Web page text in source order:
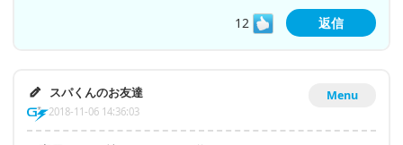
12
返信
Menu
スパくんのお友達
2018-11-06 14:36:03